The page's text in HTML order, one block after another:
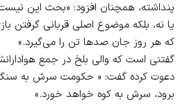
پنداشته، همچنان افزود: «بحث این
یا نه، بلکه موضوع اصلی قربانی گرفتن
که هر روز جان صدها تن را می‌گیرد.»
گفتنی است که والی بلخ در جمع
دعوت کرده گفت: « حکومت سرش به سنگ
برود، سرش به کوه خواهد خورد.»